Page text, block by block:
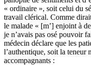
« ordinaire », soit celui du
travail clérical. Comme
le malade « [m’] enjoint à
je n’avais pas osé pouvoir
médecin déclare que les
l’authentique, soit la teneur
accompagnants :